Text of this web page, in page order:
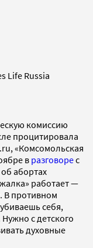
Life Russia
комиссию
процитировала
«Комсомольская
в разговорес
абортах
работает —
В противном
себя,
с детского
духовные